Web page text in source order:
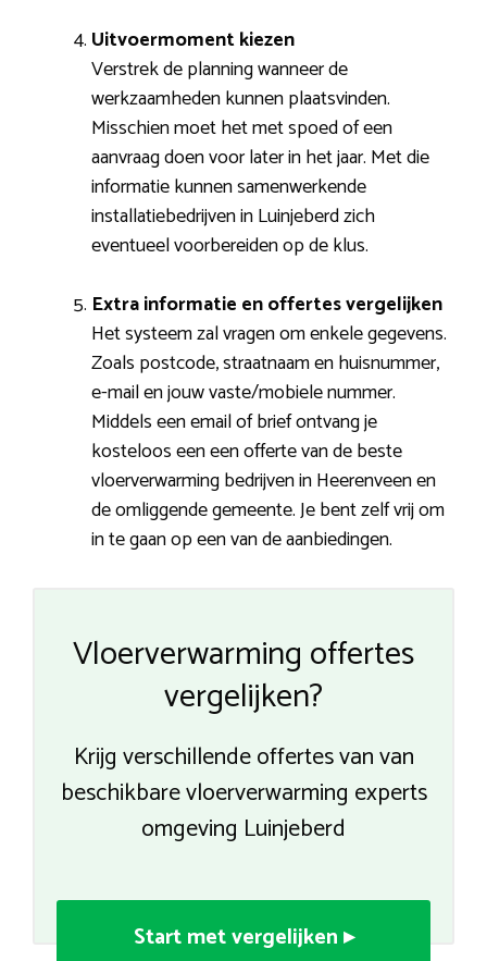
Uitvoermoment kiezen
Verstrek de planning wanneer de
werkzaamheden kunnen plaatsvinden.
Misschien moet het met spoed of een
aanvraag doen voor later in het jaar. Met die
informatie kunnen samenwerkende
installatiebedrijven in Luinjeberd zich
eventueel voorbereiden op de klus.
Extra informatie en offertes vergelijken
Het systeem zal vragen om enkele gegevens.
Zoals postcode, straatnaam en huisnummer,
e-mail en jouw vaste/mobiele nummer.
Middels een email of brief ontvang je
kosteloos een een offerte van de beste
vloerverwarming bedrijven in Heerenveen en
de omliggende gemeente. Je bent zelf vrij om
in te gaan op een van de aanbiedingen.
Vloerverwarming offertes
vergelijken?
Krijg verschillende offertes van van
beschikbare vloerverwarming experts
omgeving Luinjeberd
Start met vergelijken ▸